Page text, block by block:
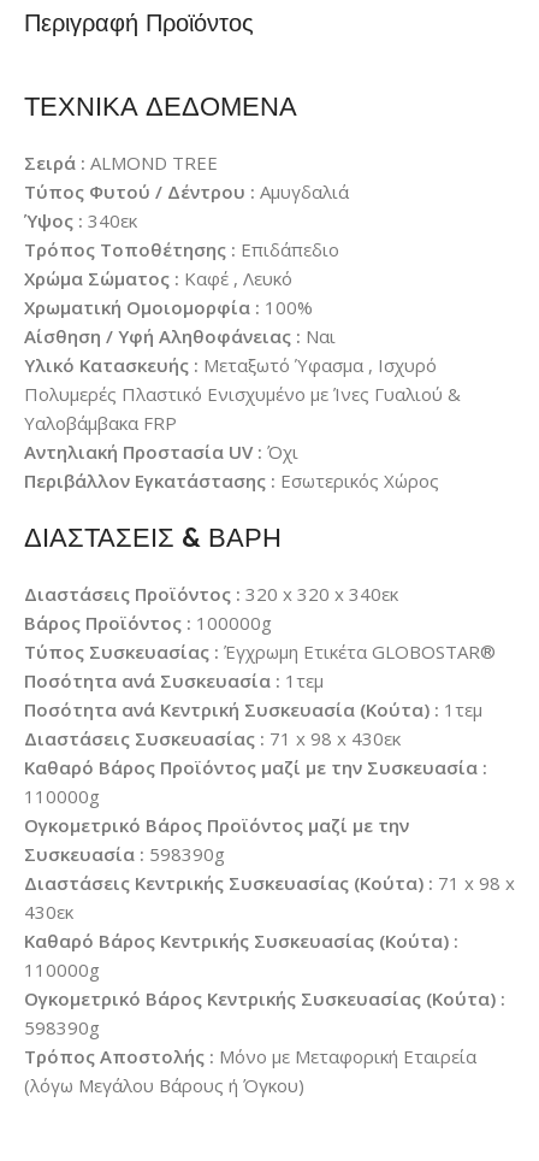
Περιγραφή Προϊόντος
ΤΕΧΝΙΚΑ ΔΕΔΟΜΕΝΑ
Σειρά : ALMOND TREE
Τύπος Φυτού / Δέντρου : Αμυγδαλιά
Ύψος : 340εκ
Τρόπος Τοποθέτησης : Επιδάπεδιο
Χρώμα Σώματος : Καφέ , Λευκό
Χρωματική Ομοιομορφία : 100%
Αίσθηση / Υφή Αληθοφάνειας : Ναι
Υλικό Κατασκευής : Μεταξωτό Ύφασμα , Ισχυρό
Πολυμερές Πλαστικό Ενισχυμένο με Ίνες Γυαλιού &
Υαλοβάμβακα FRP
Αντηλιακή Προστασία UV : Όχι
Περιβάλλον Εγκατάστασης : Εσωτερικός Χώρος
ΔΙΑΣΤΑΣΕΙΣ & ΒΑΡΗ
Διαστάσεις Προϊόντος : 320 x 320 x 340εκ
Βάρος Προϊόντος : 100000g
Τύπος Συσκευασίας : Έγχρωμη Ετικέτα GLOBOSTAR®
Ποσότητα ανά Συσκευασία : 1τεμ
Ποσότητα ανά Κεντρική Συσκευασία (Κούτα) : 1τεμ
Διαστάσεις Συσκευασίας : 71 x 98 x 430εκ
Καθαρό Βάρος Προϊόντος μαζί με την Συσκευασία :
110000g
Ογκομετρικό Βάρος Προϊόντος μαζί με την
Συσκευασία : 598390g
Διαστάσεις Κεντρικής Συσκευασίας (Κούτα) : 71 x 98 x
430εκ
Καθαρό Βάρος Κεντρικής Συσκευασίας (Κούτα) :
110000g
Ογκομετρικό Βάρος Κεντρικής Συσκευασίας (Κούτα) :
598390g
Τρόπος Αποστολής : Μόνο με Μεταφορική Εταιρεία
(λόγω Μεγάλου Βάρους ή Όγκου)